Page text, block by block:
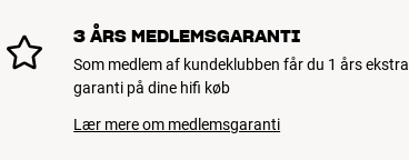
3 ÅRS MEDLEMSGARANTI
Som medlem af kundeklubben får du 1 års ekstra
garanti på dine hifi køb
Lær mere om medlemsgaranti